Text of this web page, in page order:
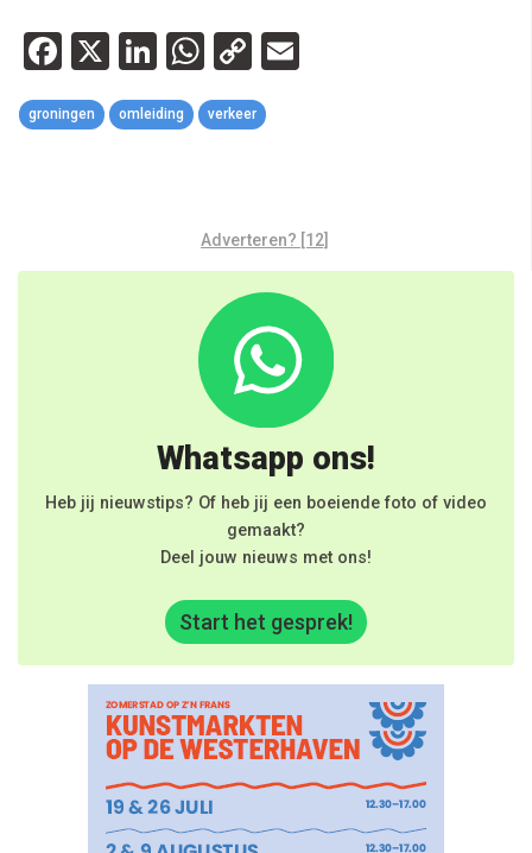
Facebook
X LinkedIn
WhatsApp
Copy
Link
groningen omleiding verkeer
Adverteren? [12]
Whatsapp ons!
Heb jij nieuwstips? Of heb jij een boeiende foto of video
gemaakt?
Deel jouw nieuws met ons!
Start het gesprek!